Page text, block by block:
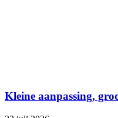
Kleine aanpassing,